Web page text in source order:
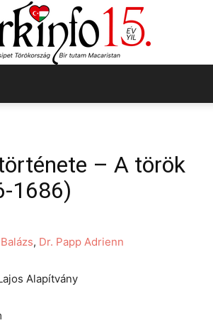
– A török
1686)
, Dr. Papp Adrienn
Alapítvány